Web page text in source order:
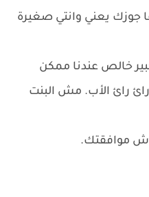
جوزك يعني وانتي صغيرة
خالص عندنا ممكن
رائ الأب. مش البنت
موافقتك.